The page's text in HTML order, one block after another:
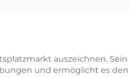
auszeichnen. Sein
und ermöglicht es